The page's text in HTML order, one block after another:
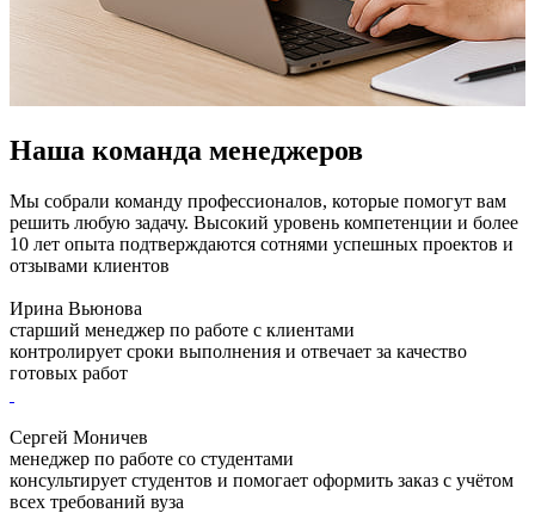
Наша команда менеджеров
Мы собрали команду профессионалов, которые помогут вам
решить любую задачу. Высокий уровень компетенции и более
10 лет опыта подтверждаются сотнями успешных проектов и
отзывами клиентов
Ирина Вьюнова
старший менеджер по работе с клиентами
контролирует сроки выполнения и отвечает за качество
готовых работ
Сергей Моничев
менеджер по работе со студентами
консультирует студентов и помогает оформить заказ с учётом
всех требований вуза